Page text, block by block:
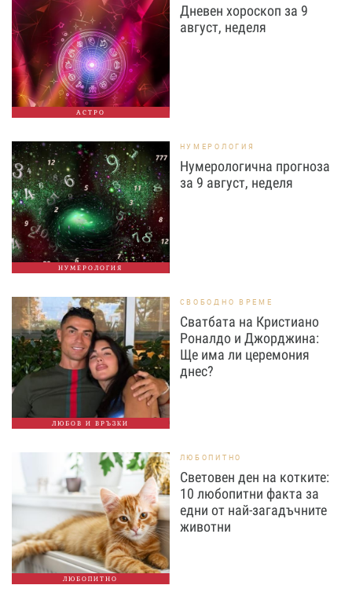
АСТРО
Дневен хороскоп за 9
август, неделя
НУМЕРОЛОГИЯ
НУМЕРОЛОГИЯ
Нумерологична прогноза
за 9 август, неделя
ЛЮБОВ И ВРЪЗКИ
СВОБОДНО ВРЕМЕ
Сватбата на Кристиано
Роналдо и Джорджина:
Ще има ли церемония
днес?
ЛЮБОПИТНО
ЛЮБОПИТНО
Световен ден на котките:
10 любопитни факта за
едни от най-загадъчните
животни